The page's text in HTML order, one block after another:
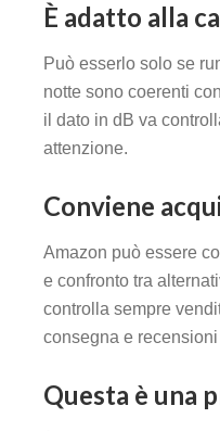
È adatto alla
Può esserlo solo se
notte sono coerenti
il dato in dB va
attenzione.
Conviene
Amazon può essere
e confronto tra
controlla sempre
consegna e
Questa è una